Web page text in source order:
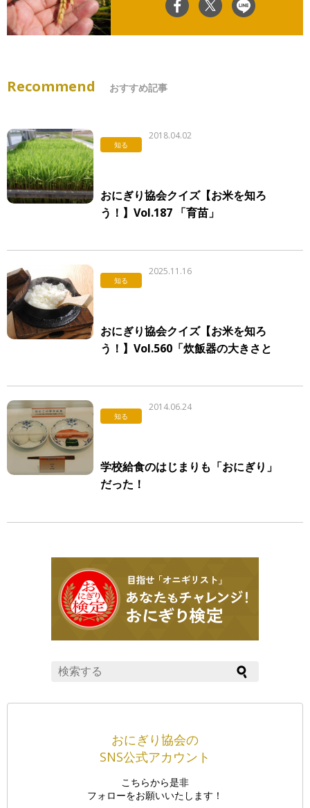
Recommend おすすめ記事
知る
2018.04.02
おにぎり協会クイズ【お米を知ろ
う！】Vol.187 「育苗」
知る
2025.11.16
おにぎり協会クイズ【お米を知ろ
う！】Vol.560「炊飯器の大きさと
知る
2014.06.24
学校給食のはじまりも「おにぎり」
だった！
おにぎり協会の
SNS公式アカウント
こちらから是非
フォローをお願いいたします！